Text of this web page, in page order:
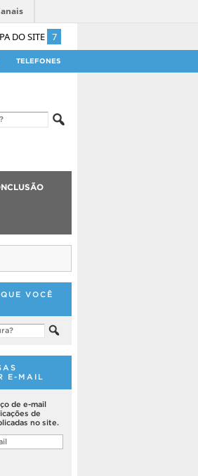
DO SITE 7
TELEFONES
VOCÊ
E-MAIL
de e-mail
de
no site.